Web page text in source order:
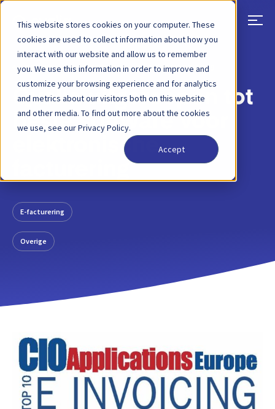
This website stores cookies on your computer. These
cookies are used to collect information about how you
interact with our website and allow us to remember
you. We use this information in order to improve and
customize your browsing experience and for analytics
and metrics about our visitors both on this website
and other media. To find out more about the cookies
we use, see our Privacy Policy.
Accept
TERUG BLOGBERICHT 20 DECEMBER 2019
Qvalia uitgeroepen tot
beste software voor
elektronische
E-facturering
Overige